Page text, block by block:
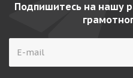
Подпишитесь на нашу